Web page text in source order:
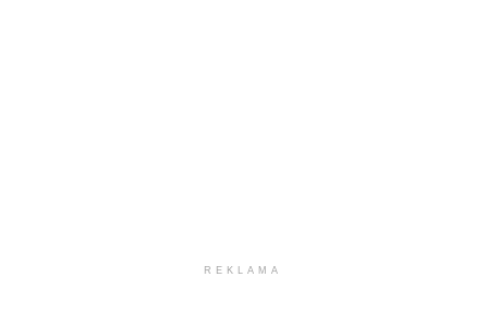
REKLAMA